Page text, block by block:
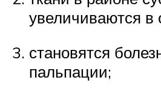
увеличиваются в
становятся
пальпации;